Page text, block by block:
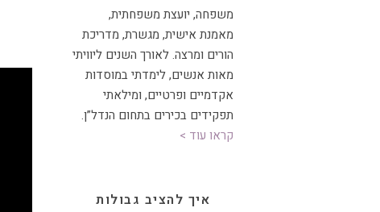
משפחה, יועצת משפחתית,
מאמנת אישית, מגשרת, מדריכת
הורים ומרצה.לאורך השנים ליוויתי
מאות אנשים, לימדתי במוסדות
אקדמיים ופרטיים, ומילאתי
תפקידים בכירים בתחום הנדל”ן.
קראו עוד >
איך להציב גבולות